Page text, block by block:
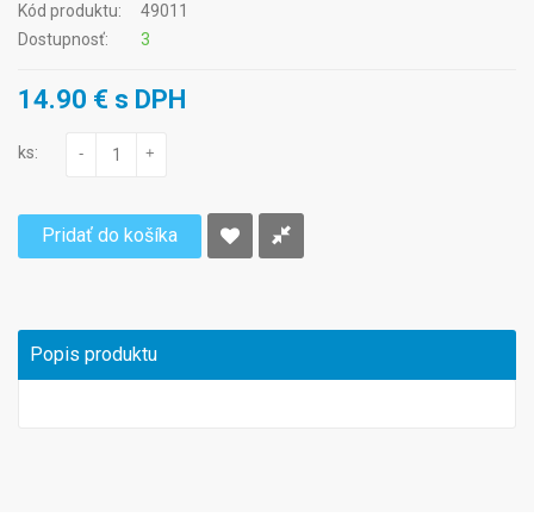
Kód produktu:
49011
Dostupnosť:
3
14.90 € s DPH
ks: - +
Pridať do košíka
Popis produktu